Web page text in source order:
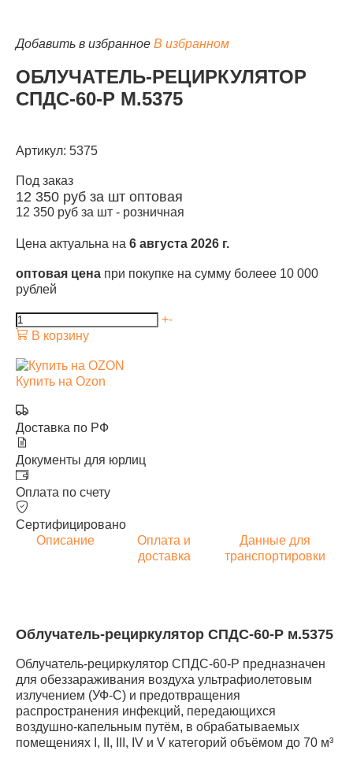
Добавить в избранное В избранном
ОБЛУЧАТЕЛЬ-РЕЦИРКУЛЯТОР
СПДС-60-Р М.5375
Артикул: 5375
Под заказ
12 350 руб за шт оптовая
12 350 руб за шт - розничная
Цена актуальна на 6 августа 2026 г.
оптовая цена при покупке на сумму болеее 10 000
рублей
+-
В корзину
Купить на Ozon
Доставка по РФ
Документы для юрлиц
Оплата по счету
Сертифицировано
Описание
Оплата и
доставка
Данные для
транспортировки
Облучатель-рециркулятор СПДС-60-Р м.5375
Облучатель-рециркулятор СПДС-60-Р предназначен
для обеззараживания воздуха ультрафиолетовым
излучением (УФ-С) и предотвращения
распространения инфекций, передающихся
воздушно-капельным путём, в обрабатываемых
помещениях I, II, III, IV и V категорий объёмом до 70 м³